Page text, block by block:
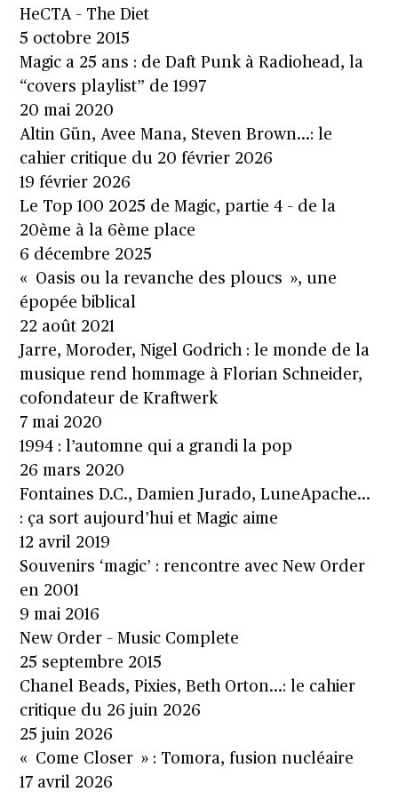
HeCTA – The Diet
5 octobre 2015
Magic a 25 ans : de Daft Punk à Radiohead, la
“covers playlist” de 1997
20 mai 2020
Altin Gün, Avee Mana, Steven Brown…: le
cahier critique du 20 février 2026
19 février 2026
Le Top 100 2025 de Magic, partie 4 – de la
20ème à la 6ème place
6 décembre 2025
« Oasis ou la revanche des ploucs », une
épopée biblical
22 août 2021
Jarre, Moroder, Nigel Godrich : le monde de la
musique rend hommage à Florian Schneider,
cofondateur de Kraftwerk
7 mai 2020
1994 : l’automne qui a grandi la pop
26 mars 2020
Fontaines D.C., Damien Jurado, LuneApache…
: ça sort aujourd’hui et Magic aime
12 avril 2019
Souvenirs ‘magic’ : rencontre avec New Order
en 2001
9 mai 2016
New Order – Music Complete
25 septembre 2015
Chanel Beads, Pixies, Beth Orton…: le cahier
critique du 26 juin 2026
25 juin 2026
« Come Closer » : Tomora, fusion nucléaire
17 avril 2026